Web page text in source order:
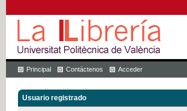
Principal Contáctenos Acceder
Usuario registrado